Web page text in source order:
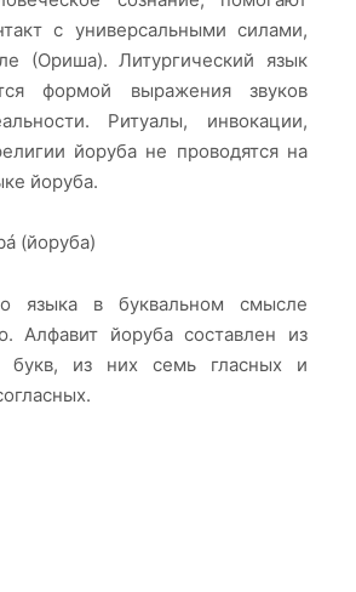
с универсальными силами,
(Ориша). Литургический язык
формой выражения звуков
Ритуалы, инвокации,
йоруба не проводятся на
йоруба.
(йоруба)
языка в буквальном смысле
Алфавит йоруба составлен из
букв, из них семь гласных и